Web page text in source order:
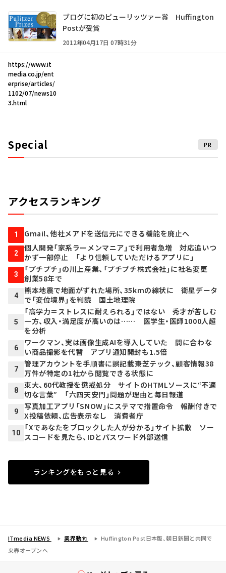
ブログに初のピューリッツァー賞 Huffington
Postが受賞
2012年04月17日 07時31分
https://www.it
media.co.jp/ent
erprise/articles/
1102/07/news10
3.html
Special PR
アクセスランキング
1 Gmail、他社メアドを送信元にできる機能を廃止へ
2
個人開発「家系ラーメンマニア」で利用者急増 対応追いつ
かず一部停止 「より信頼していただけるアプリに」
3
「プチプチ」の川上産業、「プチプチ株式会社」に社名変更
創業58年で
4
熊本地震で地面がずれた場所、35kmの線状に 衛星データ
で「変位境界」を判読 国土地理院
5
「高学力＝ストレスに耐えられる」ではない 秀才が苦しむ
一方、収入・満足度が高いのは…… 医学生・医師1000人超
を分析
6
ワークマン、実は画像生成AIを導入していた 間に合わな
い商品撮影を代替 アプリ通知開封も1.5倍
7
管理アカウントを手順書に誤記載――東芝テック、顧客情報38
万件が特定の1社から閲覧できる状態に
8
東大、60代教授を懲戒処分 サイトのHTMLソースに“不適
切な言葉” 「六四天安門」問題が理由と毎日報道
9
写真加工アプリ「SNOW」にステマで措置命令 報酬付きで
X投稿依頼、広告表示なし 消費者庁
10
「Xであなたをブロックした人が分かる」サイト拡散 ソー
スコードを見たら、IDとパスワード外部送信
ランキングをもっと見る
ITmedia NEWS 業界動向
Huffington Post日本版、朝日新聞と共同で
来春オープンへ